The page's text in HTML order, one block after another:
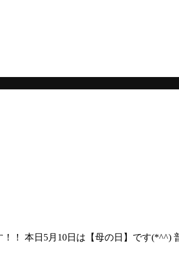
！ 本日5月10日は【母の日】です(*^^)